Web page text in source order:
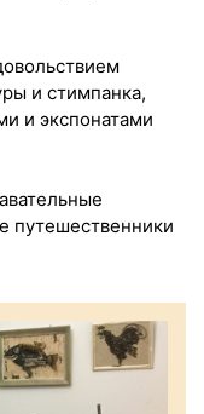
и стимпанка,
и экспонатами
путешественники